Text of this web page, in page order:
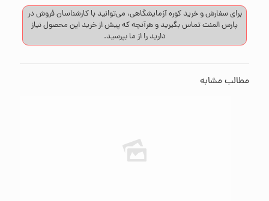
برای سفارش و خرید کوره آزمایشگاهی، می‌توانید با کارشناسان فروش در
پارس المنتتماسبگیرید و هرآنچه که پیش از خرید این محصول نیاز
دارید را از ما بپرسید.
مطالب مشابه